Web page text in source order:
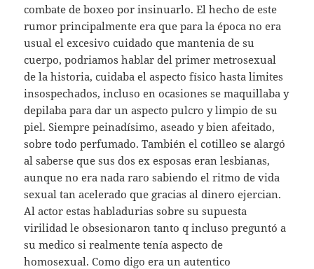
combate de boxeo por insinuarlo. El hecho de este
rumor principalmente era que para la época no era
usual el excesivo cuidado que mantenia de su
cuerpo, podriamos hablar del primer metrosexual
de la historia, cuidaba el aspecto físico hasta limites
insospechados, incluso en ocasiones se maquillaba y
depilaba para dar un aspecto pulcro y limpio de su
piel. Siempre peinadísimo, aseado y bien afeitado,
sobre todo perfumado. También el cotilleo se alargó
al saberse que sus dos ex esposas eran lesbianas,
aunque no era nada raro sabiendo el ritmo de vida
sexual tan acelerado que gracias al dinero ejercian.
Al actor estas habladurias sobre su supuesta
virilidad le obsesionaron tanto q incluso preguntó a
su medico si realmente tenía aspecto de
homosexual. Como digo era un autentico